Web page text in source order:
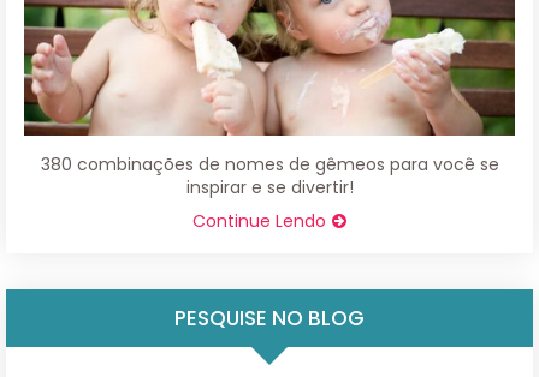
380 combinações de nomes de gêmeos para você se
inspirar e se divertir!
Continue Lendo
PESQUISE NO BLOG